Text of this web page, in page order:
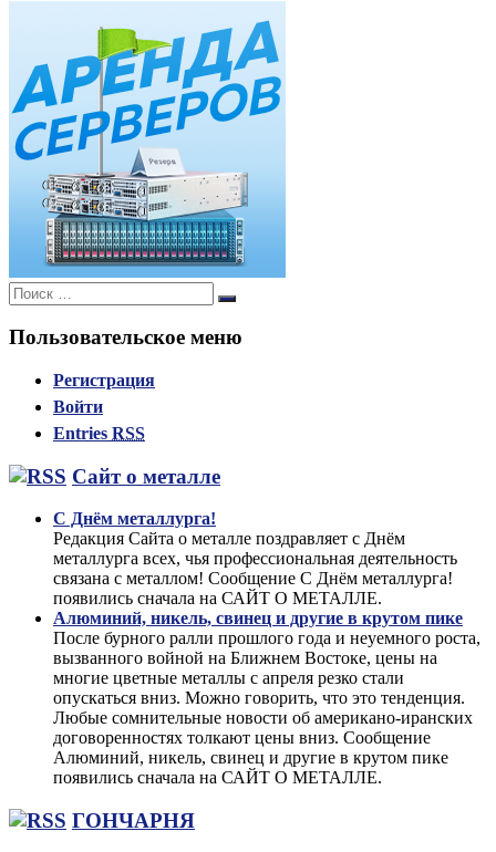
Поиск:
Поиск
Пользовательское меню
Регистрация
Войти
Entries RSS
Сайт о металле
С Днём металлурга!
Редакция Сайта о металле поздравляет с Днём
металлурга всех, чья профессиональная деятельность
связана с металлом! Сообщение С Днём металлурга!
появились сначала на САЙТ О МЕТАЛЛЕ.
Алюминий, никель, свинец и другие в крутом пике
После бурного ралли прошлого года и неуемного роста,
вызванного войной на Ближнем Востоке, цены на
многие цветные металлы с апреля резко стали
опускаться вниз. Можно говорить, что это тенденция.
Любые сомнительные новости об американо-иранских
договоренностях толкают цены вниз. Сообщение
Алюминий, никель, свинец и другие в крутом пике
появились сначала на САЙТ О МЕТАЛЛЕ.
ГОНЧАРНЯ